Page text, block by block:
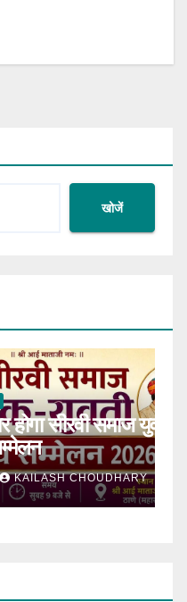
खोजें
समाज युवक-
CHOUDHARY